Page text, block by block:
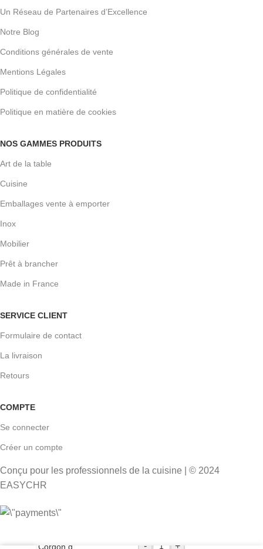
Un Réseau de Partenaires d’Excellence
Notre Blog
Conditions générales de vente
Mentions Légales
Politique de confidentialité
Politique en matière de cookies
NOS GAMMES PRODUITS
Art de la table
Cuisine
Emballages vente à emporter
Inox
Mobilier
Prêt à brancher
Made in France
SERVICE CLIENT
Formulaire de contact
La livraison
Retours
COMPTE
Se connecter
Créer un compte
Conçu pour les professionnels de la cuisine | © 2024
EASYCHR
Cordon d - +